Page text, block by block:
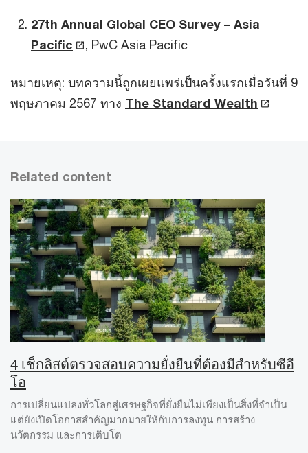
27th Annual Global CEO Survey – Asia
Pacific
, PwC Asia Pacific
หมายเหตุ: บทความนี้ถูกเผยแพร่เป็นครั้งแรกเมื่อวันที่ 9
พฤษภาคม 2567 ทาง The Standard Wealth
Related content
4 เช็กลิสต์ตรวจสอบความยั่งยืนที่ต้องมีสำหรับซีอี
โอ
การเปลี่ยนแปลงทั่วโลกสู่เศรษฐกิจที่ยั่งยืนไม่เพียงเป็นสิ่งที่จำเป็น
แต่ยังเปิดโอกาสสำคัญมากมายให้กับการลงทุน การสร้าง
นวัตกรรม และการเติบโต